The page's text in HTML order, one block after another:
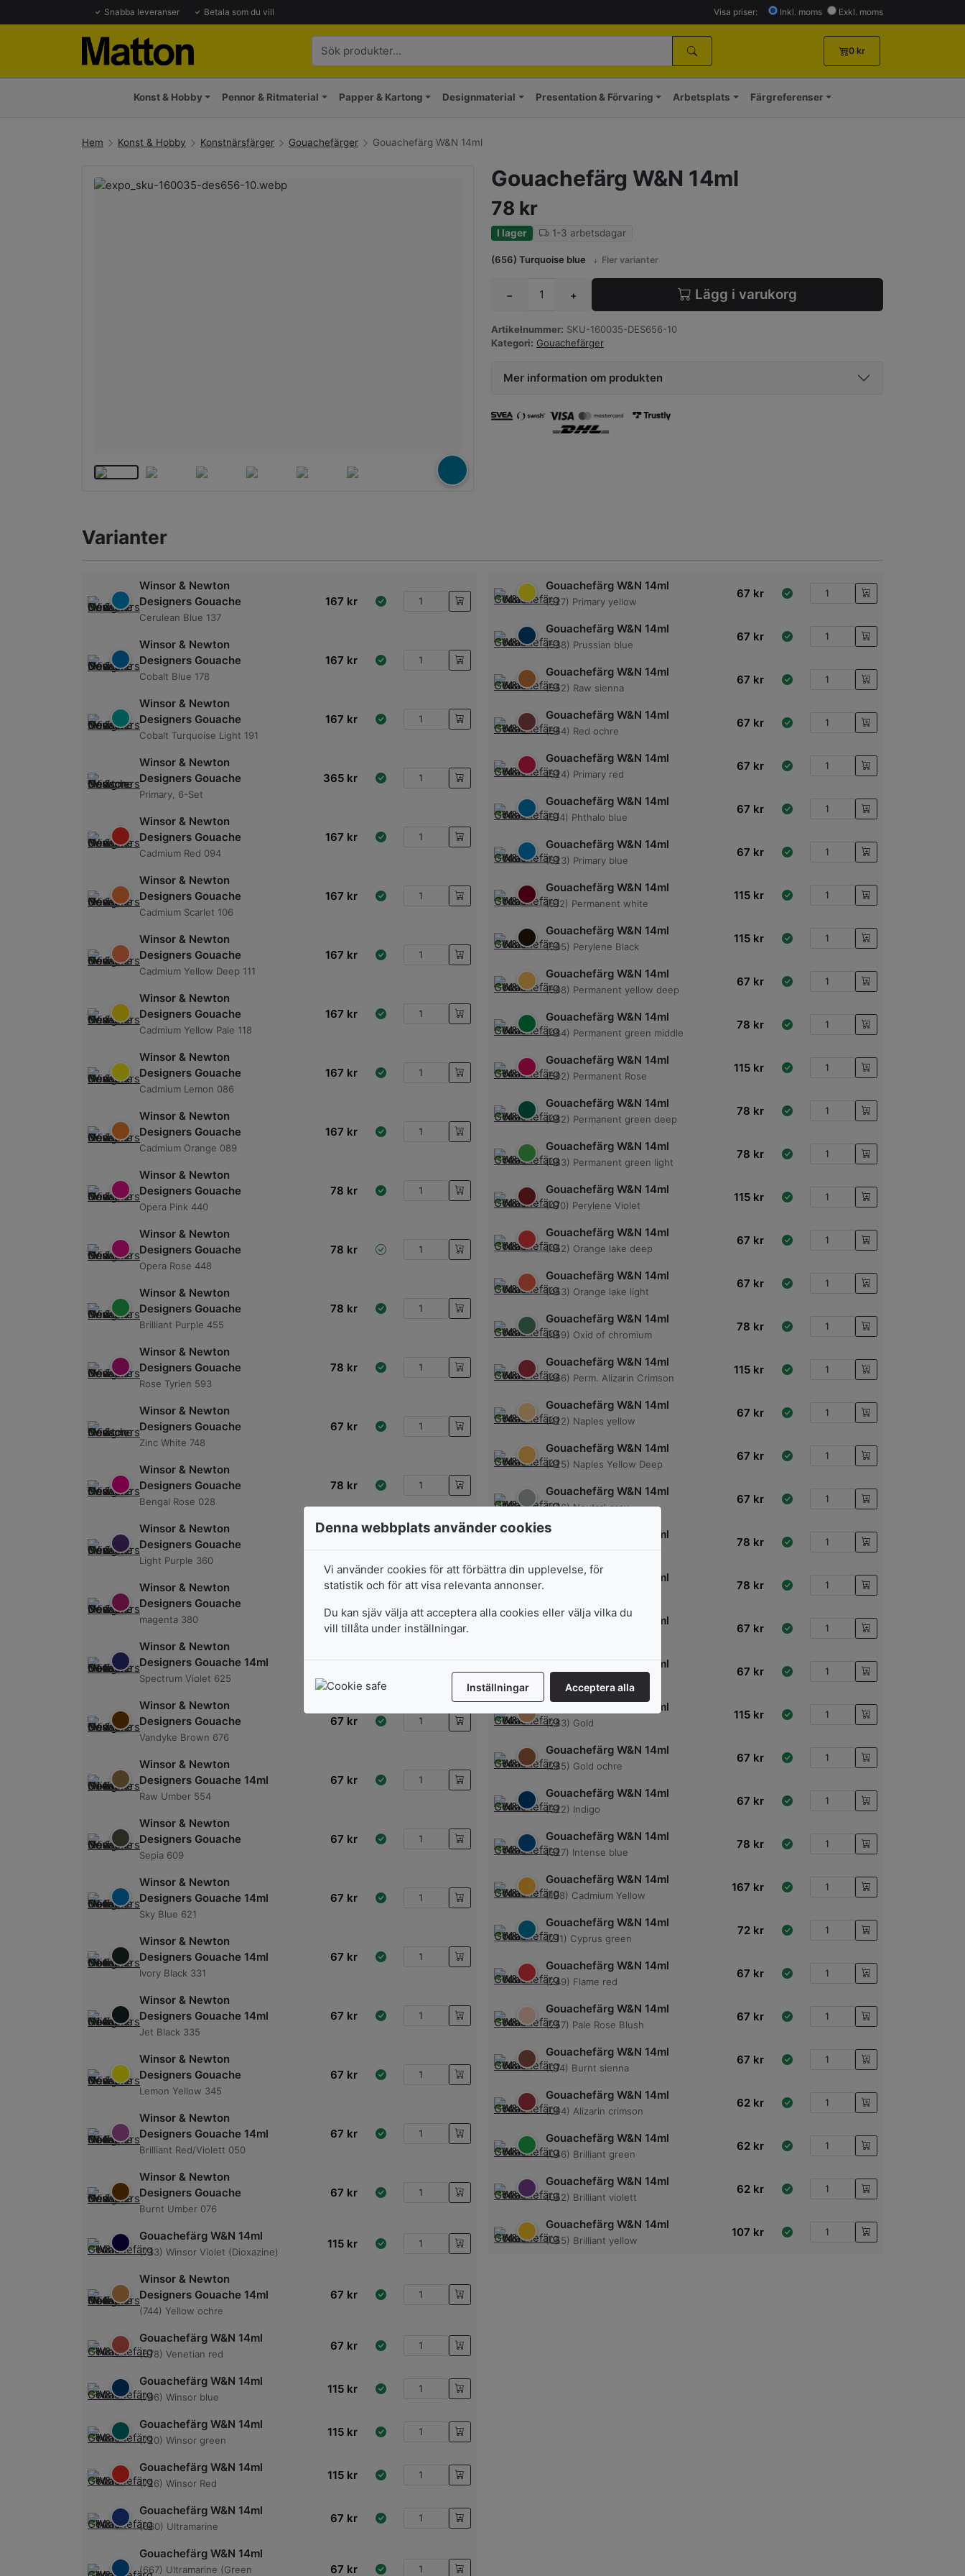
Snabba leveranser Betala som du vill Visa priser: Inkl. moms Exkl. moms
0 kr
Konst & Hobby Pennor & Ritmaterial Papper & Kartong Designmaterial Presentation & Förvaring Arbetsplats Färgreferenser
Hem Konst & Hobby Konstnärsfärger Gouachefärger Gouachefärg W&N 14ml
Gouachefärg W&N 14ml
78 kr
I lager 1-3 arbetsdagar
(656) Turquoise blue Fler varianter
− + Lägg i varukorg
Artikelnummer: SKU-160035-DES656-10
Kategori: Gouachefärger
Mer information om produkten
Varianter
Winsor & Newton
Designers Gouache
Cerulean Blue 137
167 kr
Winsor & Newton
Designers Gouache
Cobalt Blue 178
167 kr
Winsor & Newton
Designers Gouache
Cobalt Turquoise Light 191
167 kr
Winsor & Newton
Designers Gouache
Primary, 6-Set
365 kr
Winsor & Newton
Designers Gouache
Cadmium Red 094
167 kr
Winsor & Newton
Designers Gouache
Cadmium Scarlet 106
167 kr
Winsor & Newton
Designers Gouache
Cadmium Yellow Deep 111
167 kr
Winsor & Newton
Designers Gouache
Cadmium Yellow Pale 118
167 kr
Winsor & Newton
Designers Gouache
Cadmium Lemon 086
167 kr
Winsor & Newton
Designers Gouache
Cadmium Orange 089
167 kr
Winsor & Newton
Designers Gouache
Opera Pink 440
78 kr
Winsor & Newton
Designers Gouache
Opera Rose 448
78 kr
Winsor & Newton
Designers Gouache
Brilliant Purple 455
78 kr
Winsor & Newton
Designers Gouache
Rose Tyrien 593
78 kr
Winsor & Newton
Designers Gouache
Zinc White 748
67 kr
Winsor & Newton
Designers Gouache
Bengal Rose 028
78 kr
Winsor & Newton
Designers Gouache
Light Purple 360
Winsor & Newton
Designers Gouache
magenta 380
Winsor & Newton
Designers Gouache 14ml
Spectrum Violet 625
67kr
Winsor & Newton
Designers Gouache
Vandyke Brown 676
67 kr
Winsor & Newton
Designers Gouache 14ml
Raw Umber 554
67 kr
Winsor & Newton
Designers Gouache
Sepia 609
67 kr
Winsor & Newton
Designers Gouache 14ml
Sky Blue 621
67 kr
Winsor & Newton
Designers Gouache 14ml
Ivory Black 331
67 kr
Winsor & Newton
Designers Gouache 14ml
Jet Black 335
67 kr
Winsor & Newton
Designers Gouache
Lemon Yellow 345
67 kr
Winsor & Newton
Designers Gouache 14ml
Brilliant Red/Violett 050
67 kr
Winsor & Newton
Designers Gouache
Burnt Umber 076
67 kr
Gouachefärg W&N 14ml
(733) Winsor Violet (Dioxazine)
115 kr
Winsor & Newton
Designers Gouache 14ml
(744) Yellow ochre
67 kr
Gouachefärg W&N 14ml
(678) Venetian red
67 kr
Gouachefärg W&N 14ml
(706) Winsor blue
115 kr
Gouachefärg W&N 14ml
(720) Winsor green
115 kr
Gouachefärg W&N 14ml
(726) Winsor Red
115 kr
Gouachefärg W&N 14ml
(660) Ultramarine
67 kr
Gouachefärg W&N 14ml
(667) Ultramarine (Green 67 kr
Gouachefärg W&N 14ml
(527) Primary yellow
67 kr
Gouachefärg W&N 14ml
(538) Prussian blue
67 kr
Gouachefärg W&N 14ml
(552) Raw sienna
67 kr
Gouachefärg W&N 14ml
(564) Red ochre
67 kr
Gouachefärg W&N 14ml
(524) Primary red
67 kr
Gouachefärg W&N 14ml
(514) Phthalo blue
67 kr
Gouachefärg W&N 14ml
(523) Primary blue
67 kr
Gouachefärg W&N 14ml
(512) Permanent white
115 kr
Gouachefärg W&N 14ml
(505) Perylene Black
115 kr
Gouachefärg W&N 14ml
(508) Permanent yellow deep
67 kr
Gouachefärg W&N 14ml
(484) Permanent green middle
78 kr
Gouachefärg W&N 14ml
(502) Permanent Rose
115 kr
Gouachefärg W&N 14ml
(482) Permanent green deep
78 kr
Gouachefärg W&N 14ml
(483) Permanent green light
78 kr
Gouachefärg W&N 14ml
(470) Perylene Violet
115 kr
Gouachefärg W&N 14ml
(452) Orange lake deep
67 kr
Gouachefärg W&N 14ml
(453) Orange lake light
67 kr
Gouachefärg W&N 14ml
(459) Oxid of chromium
78 kr
Gouachefärg W&N 14ml
(466) Perm. Alizarin Crimson
115 kr
Gouachefärg W&N 14ml
(422) Naples yellow
67 kr
Gouachefärg W&N 14ml
(425) Naples Yellow Deep
67 kr
Gouachefärg W&N 14ml
(436) Neutral grey
67 kr
Gouachefärg W&N 14ml
(447) Olive green
78 kr
Gouachefärg W&N 14ml
78 kr
Gouachefärg W&N 14ml
67 kr
Gouachefärg W&N 14ml
67 kr
Gouachefärg W&N 14ml
(283) Gold
115 kr
Gouachefärg W&N 14ml
(285) Gold ochre
67 kr
Gouachefärg W&N 14ml
(322) Indigo
67 kr
Gouachefärg W&N 14ml
(327) Intense blue
78 kr
Gouachefärg W&N 14ml
(108) Cadmium Yellow
167 kr
Gouachefärg W&N 14ml
(211) Cyprus green
72 kr
Gouachefärg W&N 14ml
(249) Flame red
67 kr
Gouachefärg W&N 14ml
(257) Pale Rose Blush
67 kr
Gouachefärg W&N 14ml
(074) Burnt sienna
67 kr
Gouachefärg W&N 14ml
(004) Alizarin crimson
62 kr
Gouachefärg W&N 14ml
(046) Brilliant green
62 kr
Gouachefärg W&N 14ml
(052) Brilliant violett
62 kr
Gouachefärg W&N 14ml
(055) Brilliant yellow
107 kr
Denna webbplats använder cookies
Vi använder cookies för att förbättra din upplevelse, för
statistik och för att visa relevanta annonser.
Du kan sjäv välja att acceptera alla cookies eller välja vilka du
vill tillåta under inställningar.
Inställningar Acceptera alla